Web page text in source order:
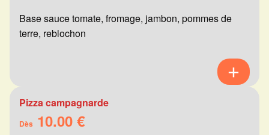
Base sauce tomate, fromage, jambon, pommes de
terre, reblochon
Pizza campagnarde
Dès 10.00 €